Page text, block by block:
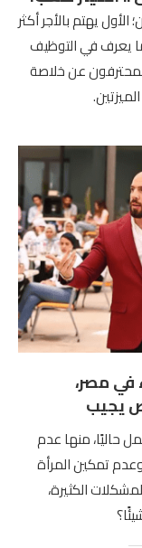
يهتم بالأجر أكثر
يعرف في التوظيف
عن خلاصة
في مصر،
يجيب
حاليًا، منها عدم
تمكين المرأة
الكثيرة،